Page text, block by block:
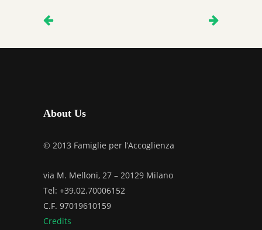
About Us
© 2013 Famiglie per l’Accoglienza
via M. Melloni, 27 – 20129 Milano
Tel: +39.02.70006152
C.F. 97019610159
Credits